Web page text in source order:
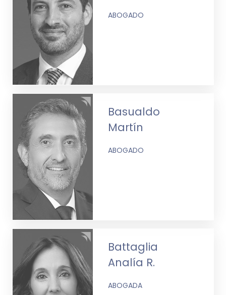
ABOGADO
Basualdo
Martín
ABOGADO
Battaglia
Analía R.
ABOGADA